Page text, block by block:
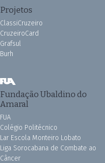
Projetos
ClassiCruzeiro
CruzeiroCard
Grafsul
Burh
Fundação Ubaldino do
Amaral
FUA
Colégio Politécnico
Lar Escola Monteiro Lobato
Liga Sorocabana de Combate ao
Câncer